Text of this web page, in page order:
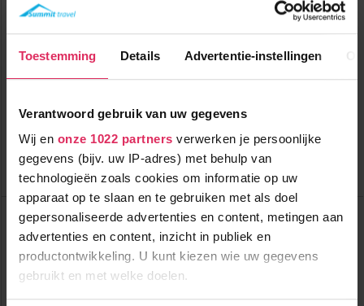
Toestemming Details Advertentie-instellingen
Verantwoord gebruik van uw gegevens
Wij en onze 1022 partners verwerken je persoonlijke
gegevens (bijv. uw IP-adres) met behulp van
technologieën zoals cookies om informatie op uw
apparaat op te slaan en te gebruiken met als doel
gepersonaliseerde advertenties en content, metingen aan
advertenties en content, inzicht in publiek en
productontwikkeling. U kunt kiezen wie uw gegevens
gebruikt en met welke doelen.
Prachtig 4-sterrenhotel aan de voet van de skilift in Hopfgarten
met geweldige Wellness!
vanaf
618
600m tot centrum
Bekijk deze vakantie
Tot 6 weken voor vertrek gratis annuleren
Brixen im Thale
Ellmau
Going
Top Accommodaties:
Sportresort Hohe Salve